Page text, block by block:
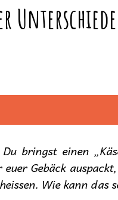
bringst einen
Gebäck
Wie kann das